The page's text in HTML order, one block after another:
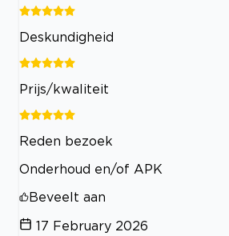
Deskundigheid
Prijs/kwaliteit
Reden bezoek
Onderhoud en/of APK
Beveelt aan
17 February 2026